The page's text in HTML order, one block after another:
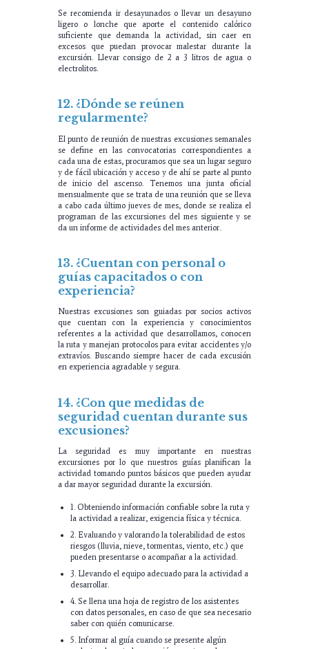
Se recomienda ir desayunados o llevar un desayuno
ligero o lonche que aporte el contenido calórico
suficiente que demanda la actividad, sin caer en
excesos que puedan provocar malestar durante la
excursión. Llevar consigo de 2 a 3 litros de agua o
electrolitos.
12. ¿Dónde se reúnen
regularmente?
El punto de reunión de nuestras excusiones semanales
se define en las convocatorias correspondientes a
cada una de estas, procuramos que sea un lugar seguro
y de fácil ubicación y acceso y de ahí se parte al punto
de inicio del ascenso. Tenemos una junta oficial
mensualmente que se trata de una reunión que se lleva
a cabo cada último jueves de mes, donde se realiza el
programan de las excursiones del mes siguiente y se
da un informe de actividades del mes anterior.
13. ¿Cuentan con personal o
guías capacitados o con
experiencia?
Nuestras excusiones son guiadas por socios activos
que cuentan con la experiencia y conocimientos
referentes a la actividad que desarrollamos, conocen
la ruta y manejan protocolos para evitar accidentes y/o
extravíos. Buscando siempre hacer de cada excusión
en experiencia agradable y segura.
14. ¿Con que medidas de
seguridad cuentan durante sus
excusiones?
La seguridad es muy importante en nuestras
excursiones por lo que nuestros guías planifican la
actividad tomando puntos básicos que pueden ayudar
a dar mayor seguridad durante la excursión.
1. Obteniendo información confiable sobre la ruta y
la actividad a realizar, exigencia física y técnica.
2. Evaluando y valorando la tolerabilidad de estos
riesgos (lluvia, nieve, tormentas, viento, etc.) que
pueden presentarse o acompañar a la actividad.
3. Llevando el equipo adecuado para la actividad a
desarrollar.
4. Se llena una hoja de registro de los asistentes
con datos personales, en caso de que sea necesario
saber con quién comunicarse.
5. Informar al guía cuando se presente algún